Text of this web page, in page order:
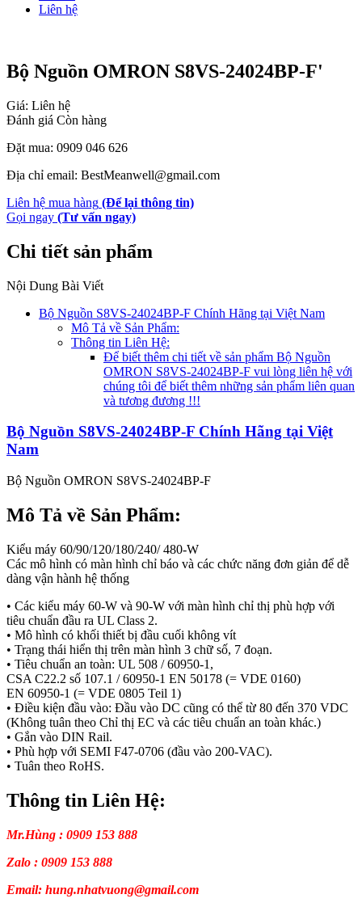
Liên hệ
Bộ Nguồn OMRON S8VS-24024BP-F'
Giá: Liên hệ
Đánh giá Còn hàng
Đặt mua: 0909 046 626
Địa chỉ email: BestMeanwell@gmail.com
Liên hệ mua hàng (Để lại thông tin)
Gọi ngay (Tư vấn ngay)
Chi tiết sản phẩm
Nội Dung Bài Viết
Bộ Nguồn S8VS-24024BP-F Chính Hãng tại Việt Nam
Mô Tả về Sản Phẩm:
Thông tin Liên Hệ:
Để biết thêm chi tiết về sản phẩm Bộ Nguồn
OMRON S8VS-24024BP-F vui lòng liên hệ với
chúng tôi để biết thêm những sản phẩm liên quan
và tương đương !!!
Bộ Nguồn S8VS-24024BP-F Chính Hãng tại Việt
Nam
Bộ Nguồn OMRON S8VS-24024BP-F
Mô Tả về Sản Phẩm:
Kiểu máy 60/90/120/180/240/ 480-W
Các mô hình có màn hình chỉ báo và các chức năng đơn giản để dễ
dàng vận hành hệ thống
• Các kiểu máy 60-W và 90-W với màn hình chỉ thị phù hợp với
tiêu chuẩn đầu ra UL Class 2.
• Mô hình có khối thiết bị đầu cuối không vít
• Trạng thái hiển thị trên màn hình 3 chữ số, 7 đoạn.
• Tiêu chuẩn an toàn: UL 508 / 60950-1,
CSA C22.2 số 107.1 / 60950-1 EN 50178 (= VDE 0160)
EN 60950-1 (= VDE 0805 Teil 1)
• Điều kiện đầu vào: Đầu vào DC cũng có thể từ 80 đến 370 VDC
(Không tuân theo Chỉ thị EC và các tiêu chuẩn an toàn khác.)
• Gắn vào DIN Rail.
• Phù hợp với SEMI F47-0706 (đầu vào 200-VAC).
• Tuân theo RoHS.
Thông tin Liên Hệ:
Mr.Hùng : 0909 153 888
Zalo : 0909 153 888
Email: hung.nhatvuong@gmail.com